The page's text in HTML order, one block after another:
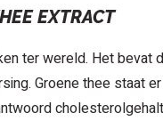
EXTRACT
ter wereld. Het bevat
Groene thee staat